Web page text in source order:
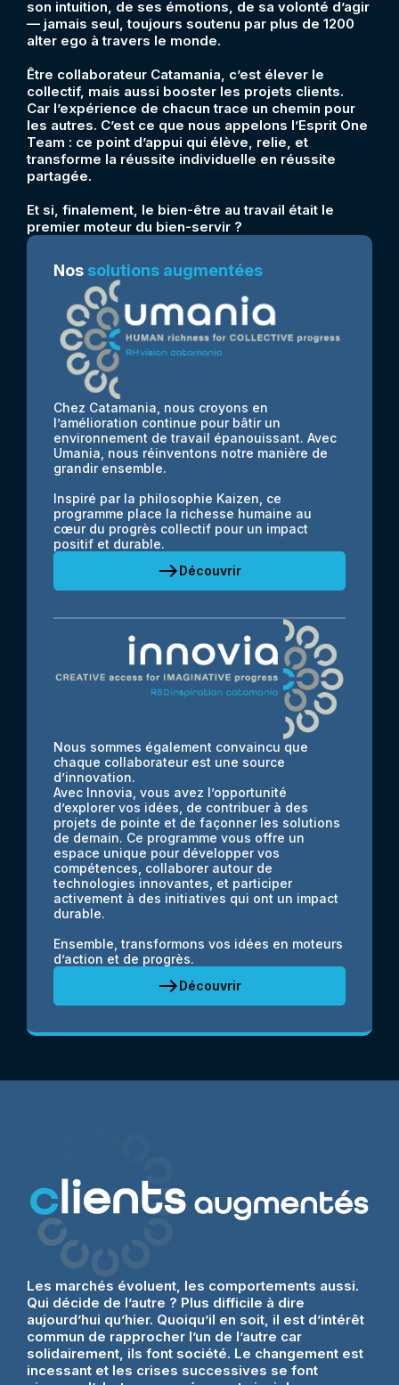
son intuition, de ses émotions, de sa volonté d’agir
— jamais seul, toujours soutenu par plus de 1200
alter ego à travers le monde.
Être collaborateur Catamania, c’est élever le
collectif, mais aussi booster les projets clients.
Car l’expérience de chacun trace un chemin pour
les autres. C’est ce que nous appelons l’Esprit One
Team : ce point d’appui qui élève, relie, et
transforme la réussite individuelle en réussite
partagée.
Et si, finalement, le bien-être au travail était le
premier moteur du bien-servir ?
Nos solutions augmentées
Chez Catamania, nous croyons en
l’amélioration continue pour bâtir un
environnement de travail épanouissant. Avec
Umania, nous réinventons notre manière de
grandir ensemble.
Inspiré par la philosophie Kaizen, ce
programme place la richesse humaine au
cœur du progrès collectif pour un impact
positif et durable.
eastDécouvrir
Nous sommes également convaincu que
chaque collaborateur est une source
d’innovation.
Avec Innovia, vous avez l’opportunité
d’explorer vos idées, de contribuer à des
projets de pointe et de façonner les solutions
de demain. Ce programme vous offre un
espace unique pour développer vos
compétences, collaborer autour de
technologies innovantes, et participer
activement à des initiatives qui ont un impact
durable.
Ensemble, transformons vos idées en moteurs
d’action et de progrès.
eastDécouvrir
Les marchés évoluent, les comportements aussi.
Qui décide de l’autre ? Plus difficile à dire
aujourd’hui qu’hier. Quoiqu’il en soit, il est d’intérêt
commun de rapprocher l’un de l’autre car
solidairement, ils font société. Le changement est
incessant et les crises successives se font